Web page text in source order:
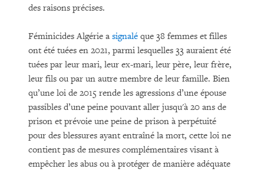
des raisons précises.
Féminicides Algérie a signalé que 38 femmes et filles
ont été tuées en 2021, parmi lesquelles 33 auraient été
tuées par leur mari, leur ex-mari, leur père, leur frère,
leur fils ou par un autre membre de leur famille. Bien
qu’une loi de 2015 rende les agressions d’une épouse
passibles d’une peine pouvant aller jusqu'à 20 ans de
prison et prévoie une peine de prison à perpétuité
pour des blessures ayant entraîné la mort, cette loi ne
contient pas de mesures complémentaires visant à
empêcher les abus ou à protéger de manière adéquate